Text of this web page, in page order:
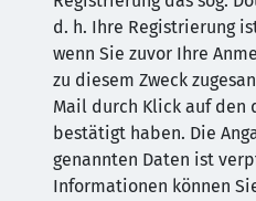
d. h. Ihre Registrierung
wenn Sie zuvor Ihre
zu diesem Zweck
Mail durch Klick auf
bestätigt haben. Die
genannten Daten ist
Informationen können